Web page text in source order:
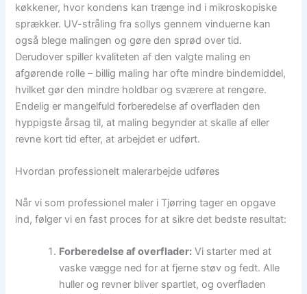
køkkener, hvor kondens kan trænge ind i mikroskopiske
sprækker. UV-stråling fra sollys gennem vinduerne kan
også blege malingen og gøre den sprød over tid.
Derudover spiller kvaliteten af den valgte maling en
afgørende rolle – billig maling har ofte mindre bindemiddel,
hvilket gør den mindre holdbar og sværere at rengøre.
Endelig er mangelfuld forberedelse af overfladen den
hyppigste årsag til, at maling begynder at skalle af eller
revne kort tid efter, at arbejdet er udført.
Hvordan professionelt malerarbejde udføres
Når vi som professionel maler i Tjørring tager en opgave
ind, følger vi en fast proces for at sikre det bedste resultat:
Forberedelse af overflader: Vi starter med at
vaske vægge ned for at fjerne støv og fedt. Alle
huller og revner bliver spartlet, og overfladen